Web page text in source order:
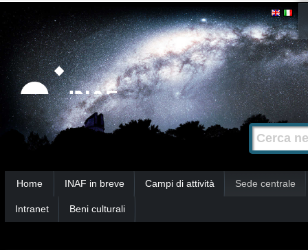
Strumenti
personali
Salta
contenuti.
|
Salta
alla
navigazione
Cerca nel
Ricerca
avanzata…
Home INAF in breve Campi di attività Sede centrale
Intranet Beni culturali